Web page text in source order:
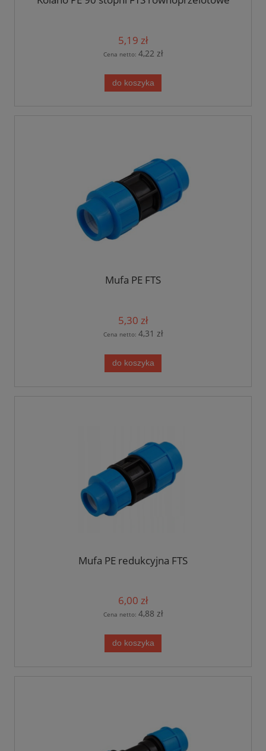
5,19 zł
Cena netto: 4,22 zł
do koszyka
Mufa PE FTS
5,30 zł
Cena netto: 4,31 zł
do koszyka
Mufa PE redukcyjna FTS
6,00 zł
Cena netto: 4,88 zł
do koszyka